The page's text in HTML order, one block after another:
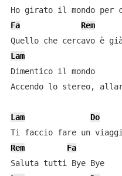
Fa
Rem
Lam
Dimentico il mondo
Accendo lo stereo,
Lam
Do
Rem
Fa
Saluta tutti Bye Bye